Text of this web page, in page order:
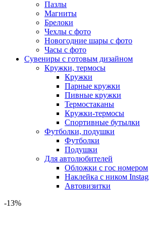
Пазлы
Магниты
Брелоки
Чехлы с фото
Новогодние шары с фото
Часы с фото
Сувениры с готовым дизайном
Кружки, термосы
Кружки
Парные кружки
Пивные кружки
Термостаканы
Кружки-термосы
Спортивные бутылки
Футболки, подушки
Футболки
Подушки
Для автолюбителей
Обложки с гос номером
Наклейка с ником
Автовизитки
-13%